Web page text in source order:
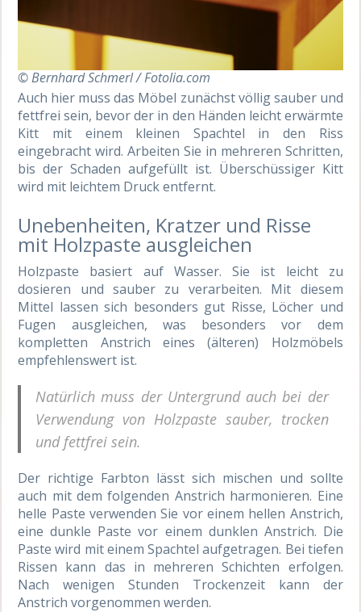
© Bernhard Schmerl / Fotolia.com
Auch hier muss das Möbel zunächst völlig sauber und
fettfrei sein, bevor der in den Händen leicht erwärmte
Kitt mit einem kleinen Spachtel in den Riss
eingebracht wird. Arbeiten Sie in mehreren Schritten,
bis der Schaden aufgefüllt ist. Überschüssiger Kitt
wird mit leichtem Druck entfernt.
Unebenheiten, Kratzer und Risse
mit Holzpaste ausgleichen
Holzpaste basiert auf Wasser. Sie ist leicht zu
dosieren und sauber zu verarbeiten. Mit diesem
Mittel lassen sich besonders gut Risse, Löcher und
Fugen ausgleichen, was besonders vor dem
kompletten Anstrich eines (älteren) Holzmöbels
empfehlenswert ist.
Natürlich muss der Untergrund auch bei der
Verwendung von Holzpaste sauber, trocken
und fettfrei sein.
Der richtige Farbton lässt sich mischen und sollte
auch mit dem folgenden Anstrich harmonieren. Eine
helle Paste verwenden Sie vor einem hellen Anstrich,
eine dunkle Paste vor einem dunklen Anstrich. Die
Paste wird mit einem Spachtel aufgetragen. Bei tiefen
Rissen kann das in mehreren Schichten erfolgen.
Nach wenigen Stunden Trockenzeit kann der
Anstrich vorgenommen werden.